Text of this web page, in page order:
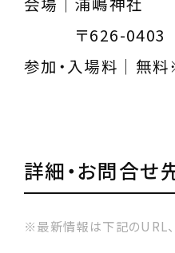
〒626-0403 京
参加・入場料｜無
詳細・お問合せ
※最新情報は下記のURL、